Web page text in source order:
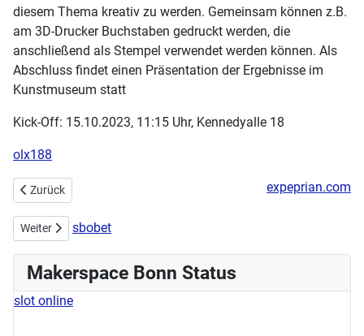
diesem Thema kreativ zu werden. Gemeinsam können z.B.
am 3D-Drucker Buchstaben gedruckt werden, die
anschließend als Stempel verwendet werden können. Als
Abschluss findet einen Präsentation der Ergebnisse im
Kunstmuseum statt
Kick-Off: 15.10.2023, 11:15 Uhr, Kennedyalle 18
olx188
Vorheriger Beitrag: Handarbeitstreff 05.11.2023
Zurück expeprian.com
Nächster Beitrag: Eröffnung des neuen Repaircafes in Beuel am
Weiter sbobet
Makerspace Bonn Status
slot online